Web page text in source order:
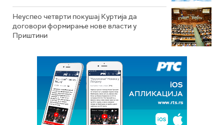
Неуспео четврти покушај Куртија да
договори формирање нове власти у
Приштини